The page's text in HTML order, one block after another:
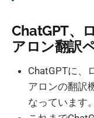
ChatGPT、
アロン翻訳
ChatGPTに、
アロンの翻訳
なっています。